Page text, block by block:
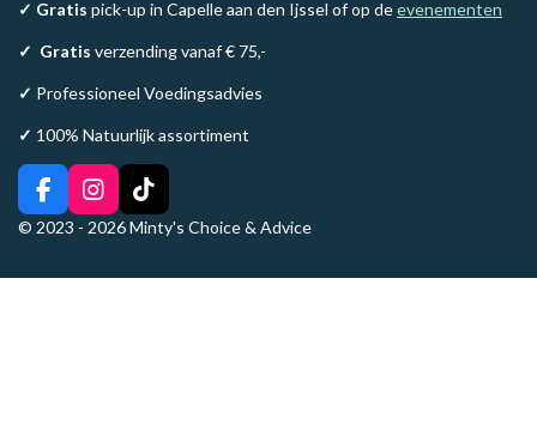
✓ Gratis pick-up in Capelle aan den Ijssel of op deevenementen
✓ Gratis verzending vanaf € 75,-
✓ Professioneel Voedingsadvies
✓ 100% Natuurlijk assortiment
F
a
I
n
T
i
© 2023 - 2026 Minty's Choice & Advice